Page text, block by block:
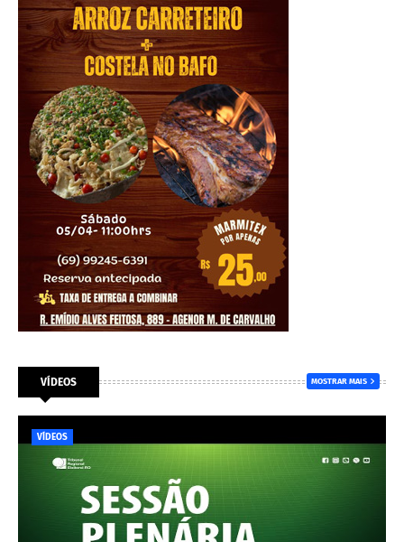
VÍDEOS MOSTRAR MAIS
VÍDEOS